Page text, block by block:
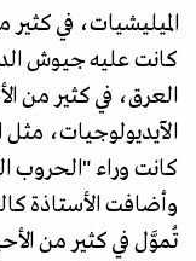
الميليشيات، في
كانت عليه جيوش
العرق، في كثير من
الآيديولوجيات،
كانت وراء "الحروب
وأضافت الأستاذة
تُموَّل في كثير من